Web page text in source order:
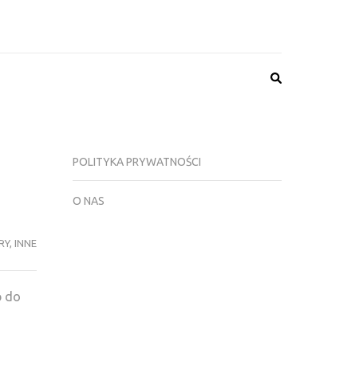
FORUM
, INNE
do
POLITYKA PRYWATNOŚCI
O NAS